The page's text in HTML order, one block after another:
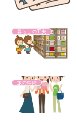
暮らしの工夫
旅の準備